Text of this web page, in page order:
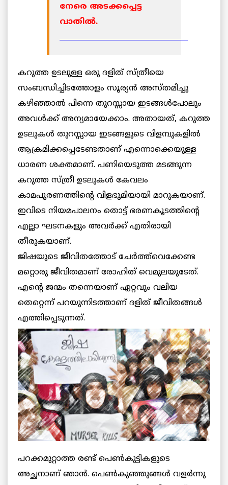
നേരെ അടക്കപ്പെട്ട
വാതില്‍.
കറുത്ത ഉടലുള്ള ഒരു ദളിത് സ്ത്രീയെ
സംബന്ധിച്ചിടത്തോളം സൂര്യന്‍ അസ്തമിച്ചു
കഴിഞ്ഞാല്‍ പിന്നെ തുറസ്സായ ഇടങ്ങള്‍പോലും
അവള്‍ക്ക് അന്യമായേക്കാം. അതായത്, കറുത്ത
ഉടലുകള്‍ തുറസ്സായ ഇടങ്ങളുടെ വിളമ്പുകളില്‍
ആക്രമിക്കപ്പെടേണ്ടതാണ് എന്നൊക്കെയുള്ള
ധാരണ ശക്തമാണ്. പണിയെടുത്ത മടങ്ങുന്ന
കറുത്ത സ്ത്രീ ഉടലുകള്‍ കേവലം
കാമപൂരണത്തിന്റെ വിളഭൂമിയായി മാറുകയാണ്.
ഇവിടെ നിയമപാലനം തൊട്ട് ഭരണകൂടത്തിന്റെ
എല്ലാ ഘടനകളും അവര്‍ക്ക് എതിരായി
തീരുകയാണ്.
ജിഷയുടെ ജീവിതത്തോട് ചേര്‍ത്ത്‌വെക്കേണ്ട
മറ്റൊരു ജീവിതമാണ് രോഹിത് വെമുലയുടേത്.
എന്റെ ജന്മം തന്നെയാണ് ഏറ്റവും വലിയ
തെറ്റെന്ന് പറയുന്നിടത്താണ് ദളിത് ജീവിതങ്ങള്‍
എത്തിപ്പെടുന്നത്.
പറക്കമുറ്റാത്ത രണ്ട് പെണ്‍കുട്ടികളുടെ
അച്ഛനാണ് ഞാന്‍. പെണ്‍കുഞ്ഞുങ്ങള്‍ വളര്‍ന്നു